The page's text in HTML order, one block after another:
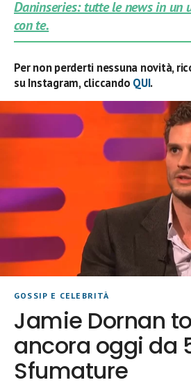
Daninseries: tutte le news in un
con te.
Per non perderti nessuna novità,
su Instagram, cliccando QUI.
GOSSIP E CELEBRITÀ
Jamie Dornan
ancora oggi da
Sfumature